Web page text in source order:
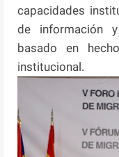
capacidades
de información
basado en
institucional.